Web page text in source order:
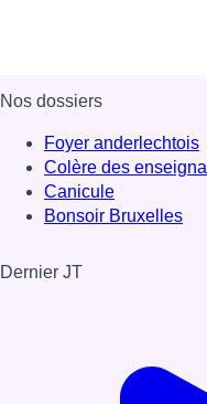
Nos dossiers
Foyer anderlechtois
Colère des
Canicule
Bonsoir Bruxelles
Dernier JT